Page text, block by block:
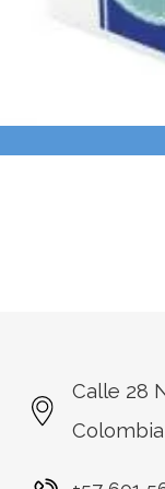
+57 601
Lunes a
Servicios al